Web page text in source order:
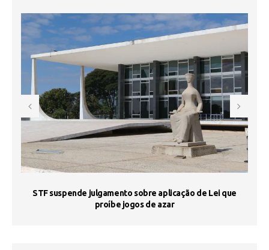
STF suspende julgamento sobre aplicação de Lei que
proíbe jogos de azar